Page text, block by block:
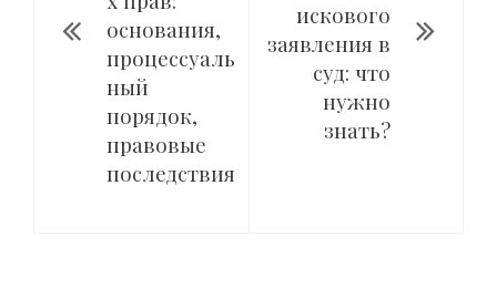
основания,
процессуаль
ный
порядок,
правовые
последствия
искового
заявления в
суд: что
нужно
знать?